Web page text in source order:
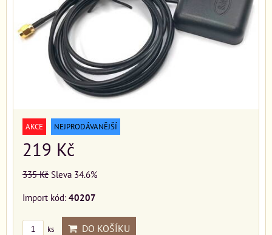
AKCE NEJPRODÁVANĚJŠÍ
219 Kč
335 Kč Sleva 34.6%
Import kód: 40207
ks DO KOŠÍKU